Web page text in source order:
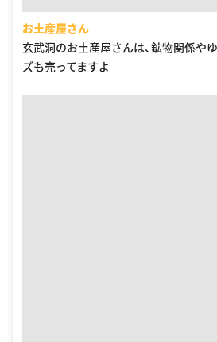
お土産屋さん
玄武洞のお土産屋さんは、鉱物関係や
ズも売ってますよ